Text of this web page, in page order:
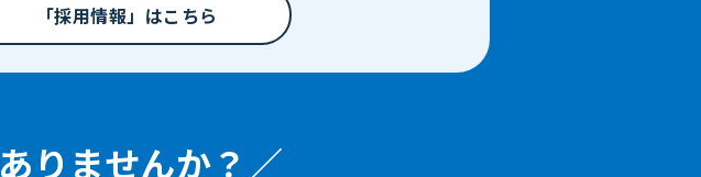
「採用情報」はこちら
ありませんか？